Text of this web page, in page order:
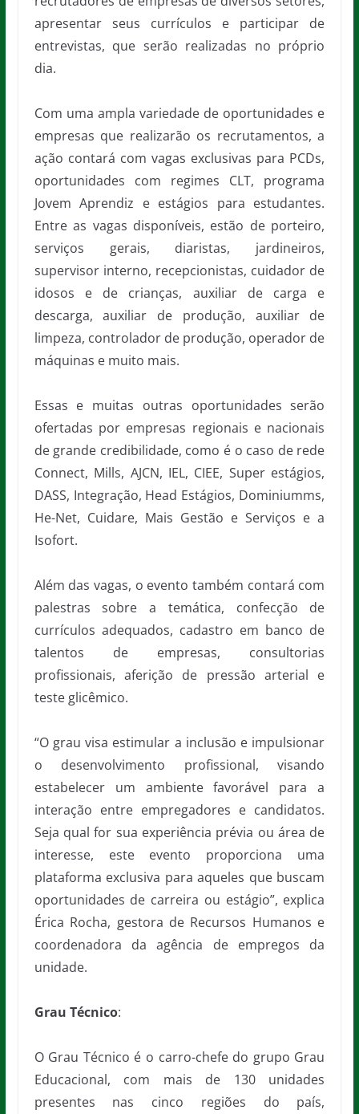
apresentar seus currículos e participar de
entrevistas, que serão realizadas no próprio
dia.
Com uma ampla variedade de oportunidades e
empresas que realizarão os recrutamentos, a
ação contará com vagas exclusivas para PCDs,
oportunidades com regimes CLT, programa
Jovem Aprendiz e estágios para estudantes.
Entre as vagas disponíveis, estão de porteiro,
serviços gerais, diaristas, jardineiros,
supervisor interno, recepcionistas, cuidador de
idosos e de crianças, auxiliar de carga e
descarga, auxiliar de produção, auxiliar de
limpeza, controlador de produção, operador de
máquinas e muito mais.
Essas e muitas outras oportunidades serão
ofertadas por empresas regionais e nacionais
de grande credibilidade, como é o caso de rede
Connect, Mills, AJCN, IEL, CIEE, Super estágios,
DASS, Integração, Head Estágios, Dominiumms,
He-Net, Cuidare, Mais Gestão e Serviços e a
Isofort.
Além das vagas, o evento também contará com
palestras sobre a temática, confecção de
currículos adequados, cadastro em banco de
talentos de empresas, consultorias
profissionais, aferição de pressão arterial e
teste glicêmico.
“O grau visa estimular a inclusão e impulsionar
o desenvolvimento profissional, visando
estabelecer um ambiente favorável para a
interação entre empregadores e candidatos.
Seja qual for sua experiência prévia ou área de
interesse, este evento proporciona uma
plataforma exclusiva para aqueles que buscam
oportunidades de carreira ou estágio”, explica
Érica Rocha, gestora de Recursos Humanos e
coordenadora da agência de empregos da
unidade.
Grau Técnico:
O Grau Técnico é o carro-chefe do grupo Grau
Educacional, com mais de 130 unidades
presentes nas cinco regiões do país,